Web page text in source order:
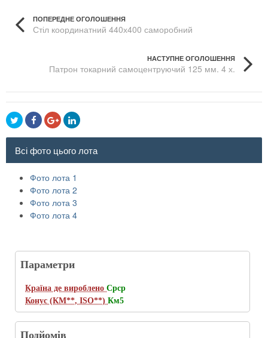
ПОПЕРЕДНЕ ОГОЛОШЕННЯ
Стіл координатний 440х400 саморобний
НАСТУПНЕ ОГОЛОШЕННЯ
Патрон токарний самоцентруючий 125 мм. 4 х.
Всі фото цього лота
Фото лота 1
Фото лота 2
Фото лота 3
Фото лота 4
Параметри
Країна де вироблено Срср
Конус (КМ**, ISO**) Км5
Подйомів